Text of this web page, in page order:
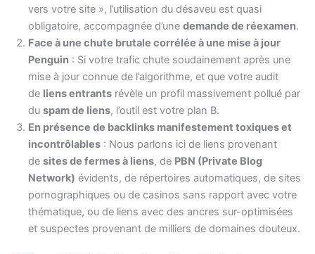
vers votre site », l’utilisation du désaveu est quasi
obligatoire, accompagnée d’une demande de réexamen.
Face à une chute brutale corrélée à une mise à jour
Penguin : Si votre trafic chute soudainement après une
mise à jour connue de l’algorithme, et que votre audit
de liens entrants révèle un profil massivement pollué par
du spam de liens, l’outil est votre plan B.
En présence de backlinks manifestement toxiques et
incontrôlables : Nous parlons ici de liens provenant
de sites de fermes à liens, de PBN (Private Blog
Network) évidents, de répertoires automatiques, de sites
pornographiques ou de casinos sans rapport avec votre
thématique, ou de liens avec des ancres sur-optimisées
et suspectes provenant de milliers de domaines douteux.